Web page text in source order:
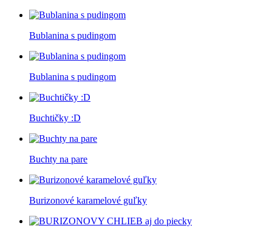
Bublanina s pudingom
Bublanina s pudingom
Buchtičky :D
Buchty na pare
Burizonové karamelové guľky